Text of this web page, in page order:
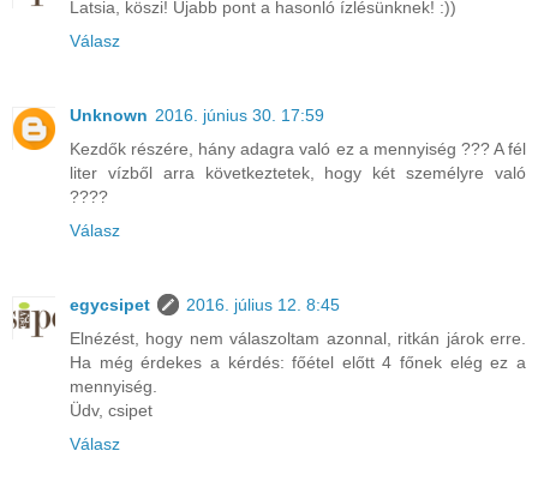
Latsia, köszi! Újabb pont a hasonló ízlésünknek! :))
Válasz
Unknown 2016. június 30. 17:59
Kezdők részére, hány adagra való ez a mennyiség ??? A fél
liter vízből arra következtetek, hogy két személyre való
????
Válasz
egycsipet
2016. július 12. 8:45
Elnézést, hogy nem válaszoltam azonnal, ritkán járok erre.
Ha még érdekes a kérdés: főétel előtt 4 főnek elég ez a
mennyiség.
Üdv, csipet
Válasz